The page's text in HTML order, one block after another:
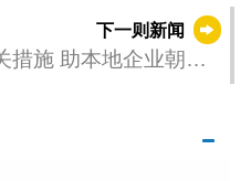
下一则新闻
措施 助本地企业朝高